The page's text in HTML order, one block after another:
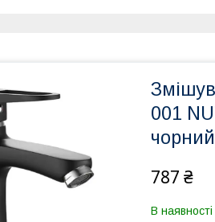
001
787 ₴
В наявності